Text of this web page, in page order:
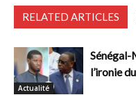
RELATED ARTICLES
Actualité
Sénégal-
l’ironie